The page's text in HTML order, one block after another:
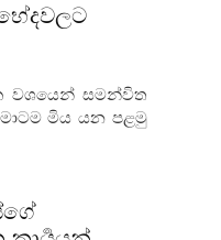
වශයෙන් සමන්විත
මිය යන පළමු